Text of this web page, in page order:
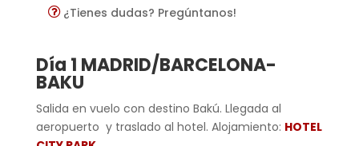
¿Tienes dudas? Pregúntanos!
Día 1 MADRID/BARCELONA-
BAKU
Salida en vuelo con destino Bakú. Llegada al
aeropuerto y traslado al hotel. Alojamiento: HOTEL